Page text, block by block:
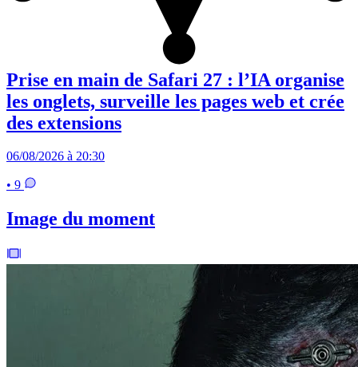
Prise en main de Safari 27 : l’IA organise
les onglets, surveille les pages web et crée
des extensions
06/08/2026 à 20:30
• 9
Image du moment